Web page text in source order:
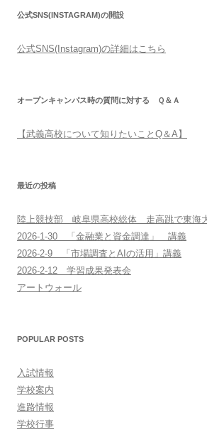
ン
公式SNS(INSTAGRAM)の開設
公式SNS(Instagram)の詳細はこちら
オープンキャンパス時の質問に対する Ｑ＆Ａ
【武義高校について知りたいことQ＆A】
最近の投稿
陸上競技部 岐阜県高校総体 走高跳で東海
2026-1-30 「金融業と資金調達」 講義
2026-2-9 「市場調査とAIの活用」講義
2026-2-12 学習成果発表会
アートウォール
POPULAR POSTS
入試情報
学校案内
進路情報
学校行事